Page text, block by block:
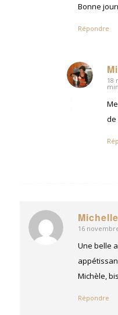
Bonne
Répondre
18
min
de
Michelle
dit
:
16
Une belle
Michèle,
Répondre